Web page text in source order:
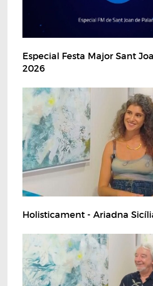
Especial Festa Major Sant
2026
Holisticament - Ariadna